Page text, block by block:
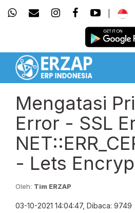
Mengatasi
Error - SSL
- Lets
Oleh: Tim ERZAP
03-10-2021 14:04:47, Dibaca: 9749